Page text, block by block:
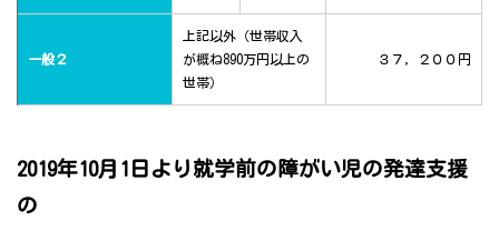
一般２
上記以外（世帯収入
が概ね890万円以上の
世帯）
３７，２００円
2019年10月1日より就学前の障がい児の発達支援
の